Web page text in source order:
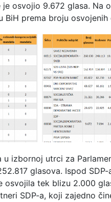
osvojio 9.672 glasa. Na
prema broju osvojenih
u izbornoj utrci za
glasova. Ispod
osvojila tek blizu 2.000
SDP-a, koji zajedno